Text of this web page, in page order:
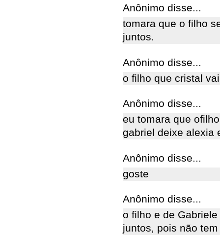
Anônimo disse...
tomara que o filho
juntos.
Anônimo disse...
o filho que cristal
Anônimo disse...
eu tomara que
gabriel deixe alexia
Anônimo disse...
goste
Anônimo disse...
o filho e de
juntos, pois não